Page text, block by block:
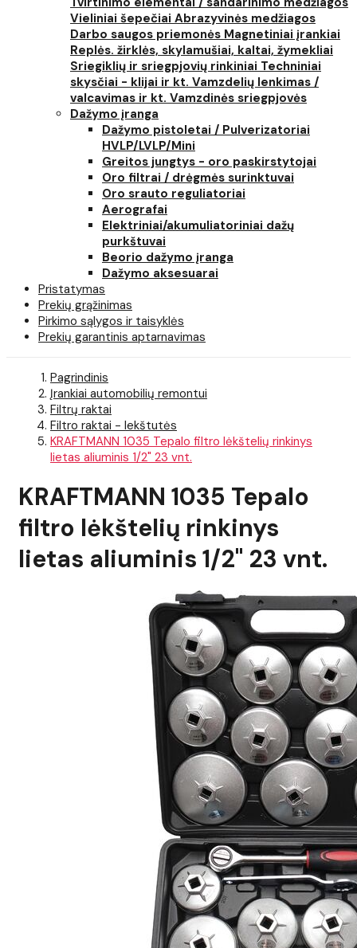
Vieliniai šepečiai Abrazyvinės medžiagos
Darbo saugos priemonės Magnetiniai įrankiai
Replės. žirklės, skylamušiai, kaltai, žymekliai
Sriegiklių ir sriegpjovių rinkiniai Techniniai
skysčiai - klijai ir kt. Vamzdelių lenkimas /
valcavimas ir kt. Vamzdinės sriegpjovės
Dažymo įranga
Dažymo pistoletai / Pulverizatoriai
HVLP/LVLP/Mini
Greitos jungtys - oro paskirstytojai
Oro filtrai / drėgmės surinktuvai
Oro srauto reguliatoriai
Aerografai
Elektriniai/akumuliatoriniai dažų
purkštuvai
Beorio dažymo įranga
Dažymo aksesuarai
Pristatymas
Prekių grąžinimas
Pirkimo sąlygos ir taisyklės
Prekių garantinis aptarnavimas
Pagrindinis
Įrankiai automobilių remontui
Filtrų raktai
Filtro raktai - lekštutės
KRAFTMANN 1035 Tepalo filtro lėkštelių rinkinys
lietas aliuminis 1/2" 23 vnt.
KRAFTMANN 1035 Tepalo
filtro lėkštelių rinkinys
lietas aliuminis 1/2" 23 vnt.